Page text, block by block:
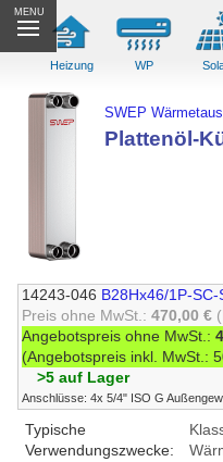
MENU
Heizung WP
SWEP
Plattenöl-
14243-046 B28Hx46/1P-
Preis ohne MwSt.:470,00 €
Angebotspreis ohne MwSt.:
(Angebotspreis inkl. MwSt.:
>5 auf Lager
Anschlüsse: 4x 5/4" ISO G
Typische
Verwendungszwecke: